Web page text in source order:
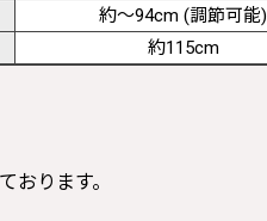
約〜94cm (調節可能)
約115cm
ります。